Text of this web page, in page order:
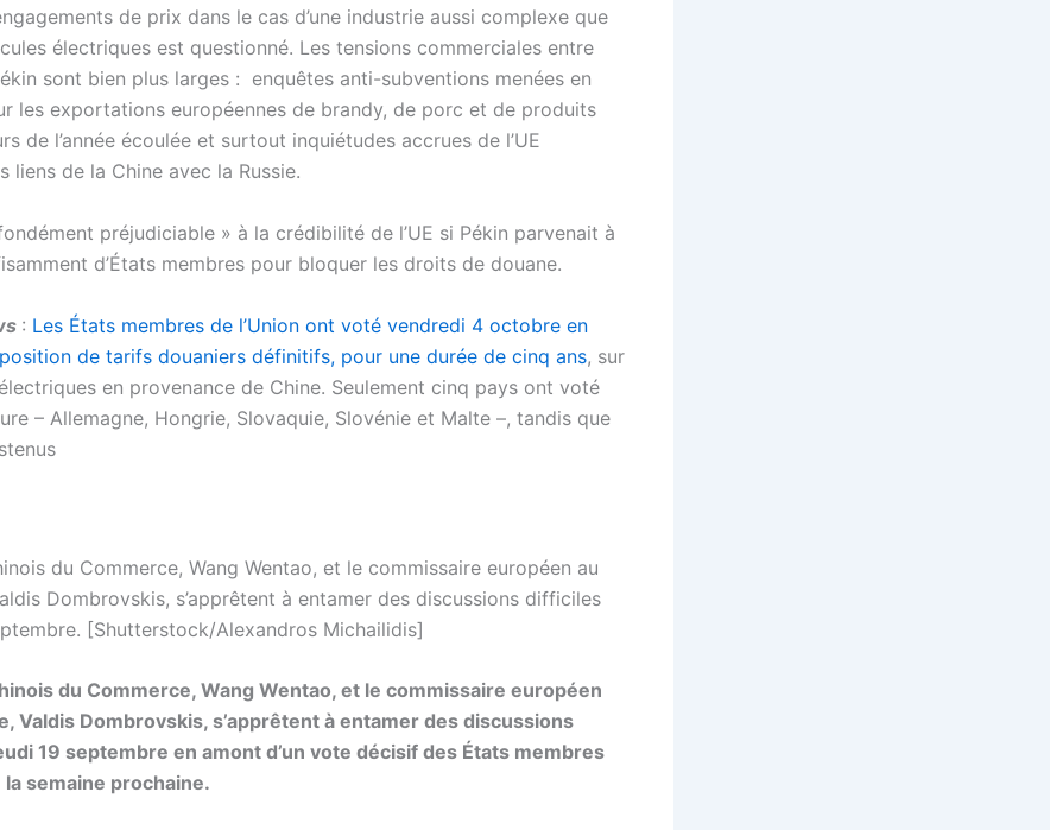
de prix dans le cas d’une industrie aussi complexe que
électriques est questionné. Les tensions commerciales entre
sont bien plus larges : enquêtes anti-subventions menées en
les exportations européennes de brandy, de porc et de produits
de l’année écoulée et surtout inquiétudes accrues de l’UE
liens de la Chine avec la Russie.
préjudiciable » à la crédibilité de l’UE si Pékin parvenait à
d’États membres pour bloquer les droits de douane.
: Les États membres de l’Union ont voté vendredi 4 octobre en
de tarifs douaniers définitifs, pour une durée de cinq ans, sur
en provenance de Chine. Seulement cinq pays ont voté
– Allemagne, Hongrie, Slovaquie, Slovénie et Malte –, tandis que
du Commerce, Wang Wentao, et le commissaire européen au
Dombrovskis, s’apprêtent à entamer des discussions difficiles
[Shutterstock/Alexandros Michailidis]
du Commerce, Wang Wentao, et le commissaire européen
Valdis Dombrovskis, s’apprêtent à entamer des discussions
19 septembre en amont d’un vote décisif des États membres
la semaine prochaine.